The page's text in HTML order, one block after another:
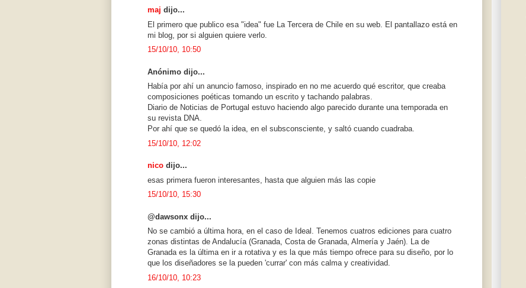
maj dijo...
El primero que publico esa "idea" fue La Tercera de Chile en su web. El pantallazo está en
mi blog, por si alguien quiere verlo.
15/10/10, 10:50
Anónimo dijo...
Había por ahí un anuncio famoso, inspirado en no me acuerdo qué escritor, que creaba
composiciones poéticas tomando un escrito y tachando palabras.
Diario de Noticias de Portugal estuvo haciendo algo parecido durante una temporada en
su revista DNA.
Por ahí que se quedó la idea, en el subsconsciente, y saltó cuando cuadraba.
15/10/10, 12:02
nico dijo...
esas primera fueron interesantes, hasta que alguien más las copie
15/10/10, 15:30
@dawsonx dijo...
No se cambió a última hora, en el caso de Ideal. Tenemos cuatros ediciones para cuatro
zonas distintas de Andalucía (Granada, Costa de Granada, Almería y Jaén). La de
Granada es la última en ir a rotativa y es la que más tiempo ofrece para su diseño, por lo
que los diseñadores se la pueden 'currar' con más calma y creatividad.
16/10/10, 10:23